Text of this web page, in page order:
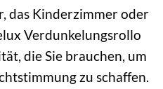
das Kinderzimmer oder
Verdunkelungsrollo
die Sie brauchen, um
zu schaffen.